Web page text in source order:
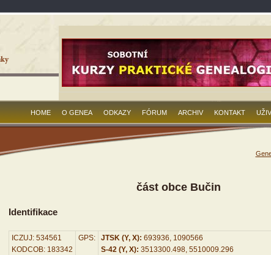
HOME O GENEA ODKAZY FÓRUM ARCHIV KONTAKT
část obce Bučin
Identifikace
ICZUJ: 534561
KODCOB: 183342
GPS: JTSK (Y, X): 693936, 1090566
S-42 (Y, X): 3513300.498, 5510009.296